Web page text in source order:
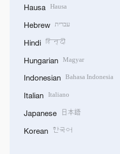
Hausa Hausa
Hebrew עברית
Hindi हिन्दी
Hungarian Magyar
Indonesian Bahasa Indonesia
Italian Italiano
Japanese 日本語
Korean 한국어